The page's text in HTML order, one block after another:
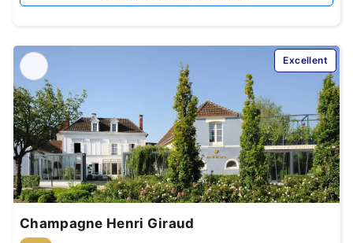
Excellent
Champagne Henri Giraud